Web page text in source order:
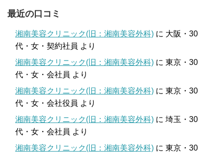
最近の口コミ
湘南美容クリニック(旧：湘南美容外科) に 大阪・30
代・女・契約社員 より
湘南美容クリニック(旧：湘南美容外科) に 東京・30
代・女・会社員 より
湘南美容クリニック(旧：湘南美容外科) に 東京・30
代・女・会社役員 より
湘南美容クリニック(旧：湘南美容外科) に 埼玉・30
代・女・会社員 より
湘南美容クリニック(旧：湘南美容外科) に 東京・30